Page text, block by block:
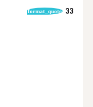
format_quote 33